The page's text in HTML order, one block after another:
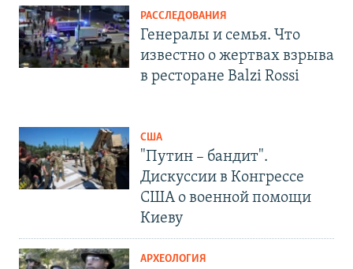
РАССЛЕДОВАНИЯ
Генералы и семья. Что
известно о жертвах взрыва
в ресторане Balzi Rossi
США
"Путин – бандит".
Дискуссии в Конгрессе
США о военной помощи
Киеву
АРХЕОЛОГИЯ